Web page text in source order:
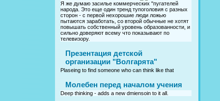
Я же думаю засилье коммерческих "пугателей
народа. Это еще один тренд тупоголовия с разных
сторон - с первой нехорошие люди ложью
пытаются заработать, со второй обычные не хотят
повышать собственный уровень образованности, и
сильно доверяют всему что показывают по
телевизору.
Презентация детской
организации "Волгарята"
Plaseing to find someone who can think like that
Молебен перед началом учения
Deep thinking - adds a new dmiensoin to it all.